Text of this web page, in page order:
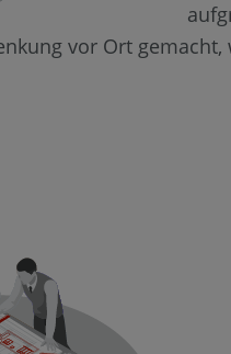
vor Ort gemacht,